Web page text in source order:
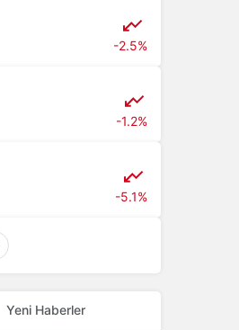
-2.5%
-1.2%
-5.1%
Yeni Haberler